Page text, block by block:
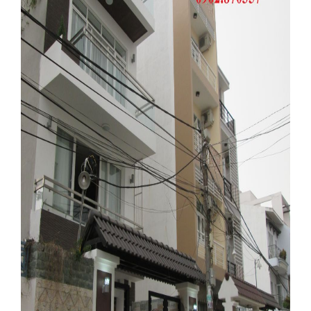
Co.Op Mart, Phú Mỹ Hưng cách
trung tâm quận 1 5p xe máy,
cách cầu Nguyễn Văn Cừ 2p,
giáp q2, q1, q4, q5, q8. Thuận
tiện đi mỗi ngã đường.
Giá: 2,7 tỷ (ưu tiên các khách
hàng có nhu cầu và thiện chí).
Liên hệ: Phước Sửu
0909.477.288, Hiền Thương
0918.089.169, hoặc 0965241419.
Bán khách sạn mặt tiền
đuờng 22m khu dân cư kiều đàm
, dt 7,3x17m , gồm 1 hầm 1trêt , 1
lửng , 6 lầu , 28 phòng, nội thất
cao cấp, hiện đang kinh doanh
đông khách, vị trí đẹp, mặt tiền
đừong 22m, gia bán 14ty, Sổ
Hồng đấy đủ, hưong đông nam
Liên hệ: Phước Sửu 0909.477.288,
Hiền Thương 0918.089.169, hoặc
0965241419. Hoặc click vào trang